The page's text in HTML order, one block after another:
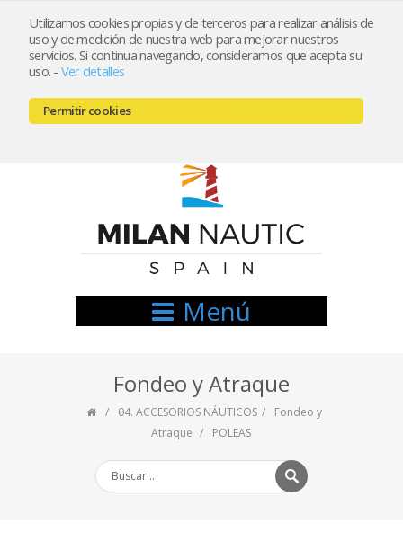
Utilizamos cookies propias y de terceros para realizar análisis de
uso y de medición de nuestra web para mejorar nuestros
servicios. Si continua navegando, consideramos que acepta su
uso. - Ver detalles
Permitir cookies
Registrarse Mi cuenta
666521122 // 654999333
Menú
Fondeo y Atraque
04. ACCESORIOS NÁUTICOS
Fondeo y
Atraque
POLEAS